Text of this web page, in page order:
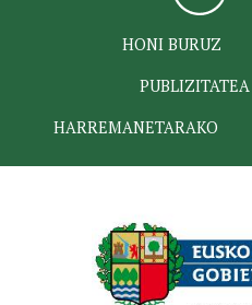
HONI BURUZ
PUBLIZITATEA
HARREMANETARAKO